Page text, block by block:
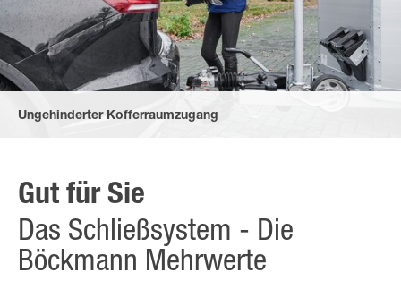
Ungehinderter Kofferraumzugang
Gut für Sie
Das Schließsystem - Die
Böckmann Mehrwerte